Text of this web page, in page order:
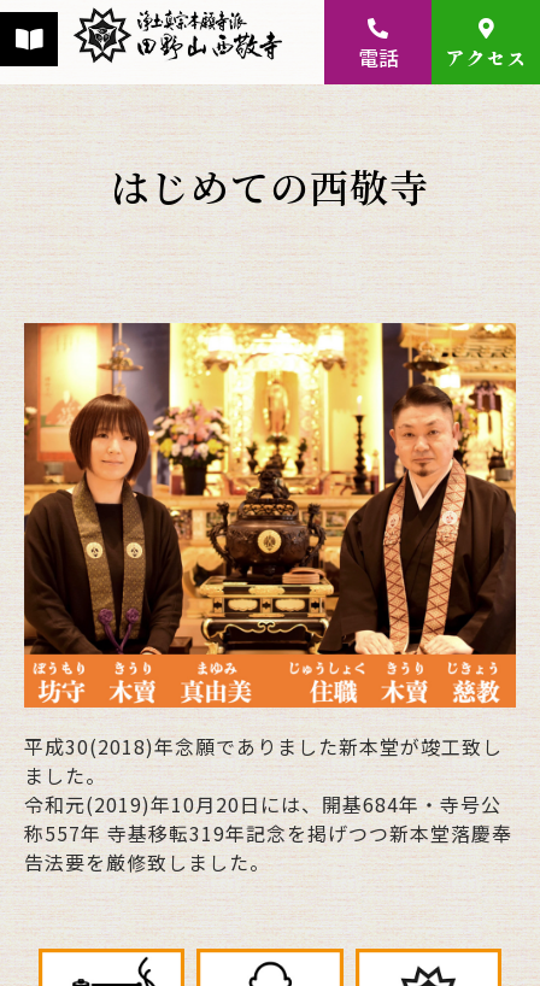
アクセス
電話
はじめての西敬寺
平成30(2018)年念願でありました新本堂が竣工致し
ました。
令和元(2019)年10月20日には、開基684年・寺号公
称557年 寺基移転319年記念を掲げつつ新本堂落慶奉
告法要を厳修致しました。